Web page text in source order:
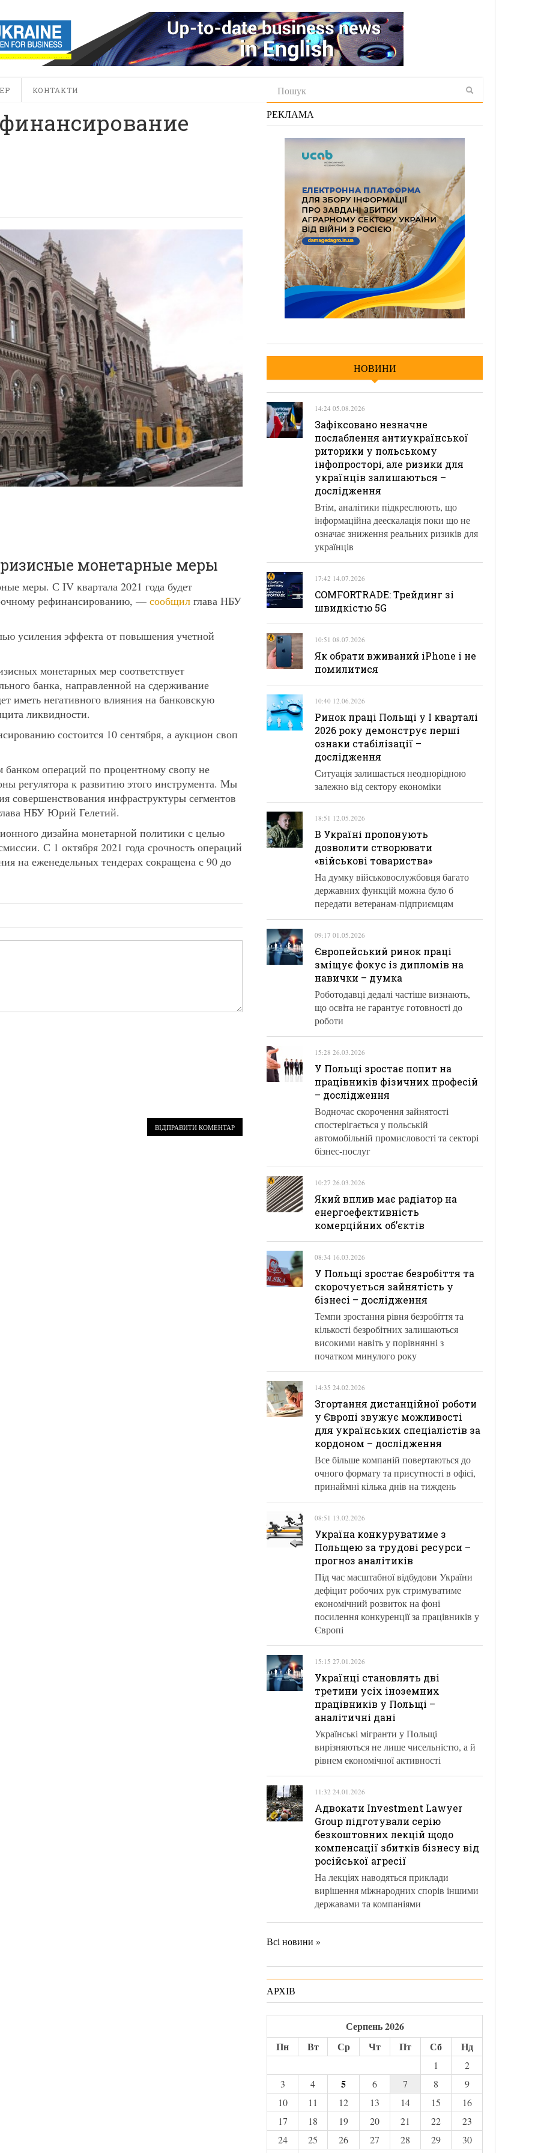
КОНТАКТИ
монетарные меры
меры. С IV квартала 2021 года будет
рефинансированию, — сообщил глава НБУ
усиления эффекта от повышения учетной
монетарных мер соответствует
банка, направленной на сдерживание
иметь негативного влияния на банковскую
ликвидности.
состоится 10 сентября, а аукцион своп
операций по процентному свопу не
регулятора к развитию этого инструмента. Мы
совершенствования инфраструктуры сегментов
НБУ Юрий Гелетий.
дизайна монетарной политики с целью
С 1 октября 2021 года срочность операций
на еженедельных тендерах сокращена с 90 до
РЕКЛАМА
НОВИНИ
14:24 05.08.2026
Зафіксовано незначне
послаблення антиукраїнської
риторики у польському
інфопросторі, але ризики для
українців залишаються –
дослідження
Втім, аналітики підкреслюють, що
інформаційна деескалація поки що не
означає зниження реальних ризиків для
українців
17:42 14.07.2026
COMFORTRADE: Трейдинг зі
швидкістю 5G
10:51 08.07.2026
Як обрати вживаний iPhone і не
помилитися
10:40 12.06.2026
Ринок праці Польщі у І кварталі
2026 року демонструє перші
ознаки стабілізації –
дослідження
Ситуація залишається неоднорідною
залежно від сектору економіки
18:51 12.05.2026
В Україні пропонують
дозволити створювати
«військові товариства»
На думку військовослужбовця багато
державних функцій можна було б
передати ветеранам-підприємцям
09:17 01.05.2026
Європейський ринок праці
зміщує фокус із дипломів на
навички – думка
Роботодавці дедалі частіше визнають,
що освіта не гарантує готовності до
роботи
15:28 26.03.2026
У Польщі зростає попит на
працівників фізичних професій
– дослідження
Водночас скорочення зайнятості
спостерігається у польській
автомобільній промисловості та секторі
бізнес-послуг
10:27 26.03.2026
Який вплив має радіатор на
енергоефективність
комерційних об’єктів
08:34 16.03.2026
У Польщі зростає безробіття та
скорочується зайнятість у
бізнесі – дослідження
Темпи зростання рівня безробіття та
кількості безробітних залишаються
високими навіть у порівнянні з
початком минулого року
14:35 24.02.2026
Згортання дистанційної роботи
у Європі звужує можливості
для українських спеціалістів за
кордоном – дослідження
Все більше компаній повертаються до
очного формату та присутності в офісі,
принаймні кілька днів на тиждень
08:51 13.02.2026
Україна конкуруватиме з
Польщею за трудові ресурси –
прогноз аналітиків
Під час масштабної відбудови України
дефіцит робочих рук стримуватиме
економічний розвиток на фоні
посилення конкуренції за працівників у
Європі
15:15 27.01.2026
Українці становлять дві
третини усіх іноземних
працівників у Польщі –
аналітичні дані
Українські мігранти у Польщі
вирізняються не лише чисельністю, а й
рівнем економічної активності
11:32 24.01.2026
Адвокати Investment Lawyer
Group підготували серію
безкоштовних лекцій щодо
компенсації збитків бізнесу від
російської агресії
На лекціях наводяться приклади
вирішення міжнародних спорів іншими
державами та компаніями
Всі новини »
АРХІВ
Серпень 2026
Пн
Вт Ср Чт Пт Сб Нд
1
2
3
4 5 6 7 8
9
10
11 12 13 14 15
16
17
18 19 20 21 22
23
24
25 26 27 28 29
30